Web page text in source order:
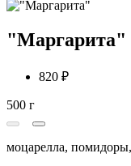
"Маргарита"
820 ₽
500 г
моцарелла,